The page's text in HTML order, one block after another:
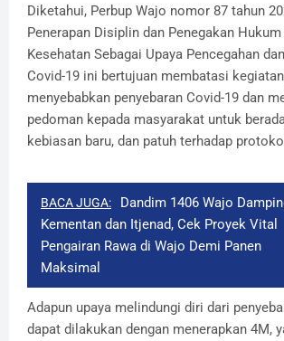
Diketahui, Perbup Wajo nomor 87 tahun
Penerapan Disiplin dan Penegakan
Kesehatan Sebagai Upaya Pencegahan
Covid-19 ini bertujuan membatasi
menyebabkan penyebaran Covid-19 dan
pedoman kepada masyarakat untuk
kebiasan baru, dan patuh terhadap
BACA JUGA:
Dandim 1406 Wajo
Kementan dan Itjenad, Cek Proyek Vital
Pengairan Rawa di Wajo Demi Panen
Maksimal
Adapun upaya melindungi diri dari
dapat dilakukan dengan menerapkan 4M,